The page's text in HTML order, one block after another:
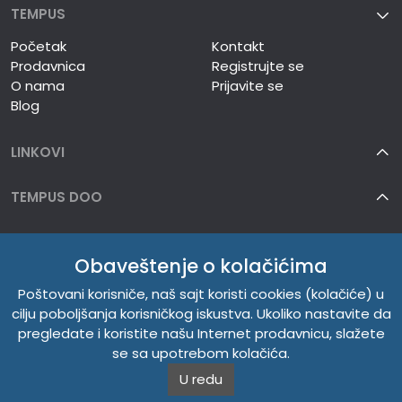
TEMPUS
Početak
Prodavnica
O nama
Blog
Kontakt
Registrujte se
Prijavite se
LINKOVI
TEMPUS DOO
O NAMA
Obaveštenje o kolačićima
Poštovani korisniče, naš sajt koristi cookies (kolačiće) u
cilju poboljšanja korisničkog iskustva. Ukoliko nastavite da
pregledate i koristite našu Internet prodavnicu, slažete
se sa upotrebom kolačića.
U redu